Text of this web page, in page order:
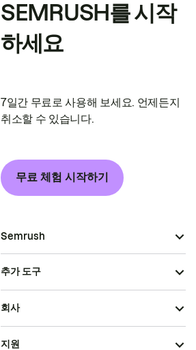
SEMRUSH를 시작
하세요
7일간 무료로 사용해 보세요. 언제든지
취소할 수 있습니다.
무료 체험 시작하기
Semrush
추가 도구
회사
지원